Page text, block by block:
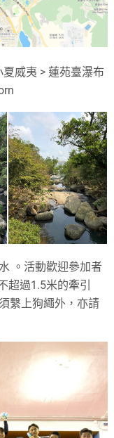
威夷 > 蓮苑臺瀑布
。活動歡迎參加者
超過1.5米的牽引
繫上狗繩外，亦請